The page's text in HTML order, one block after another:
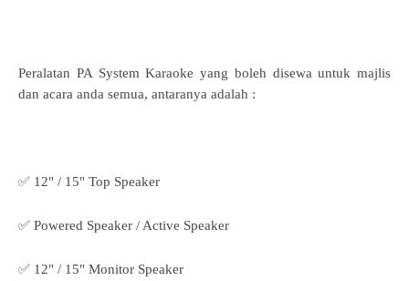
Peralatan PA System Karaoke yang boleh disewa untuk majlis
dan acara anda semua, antaranya adalah :
✅ 12" / 15" Top Speaker
✅ Powered Speaker / Active Speaker
✅ 12" / 15" Monitor Speaker